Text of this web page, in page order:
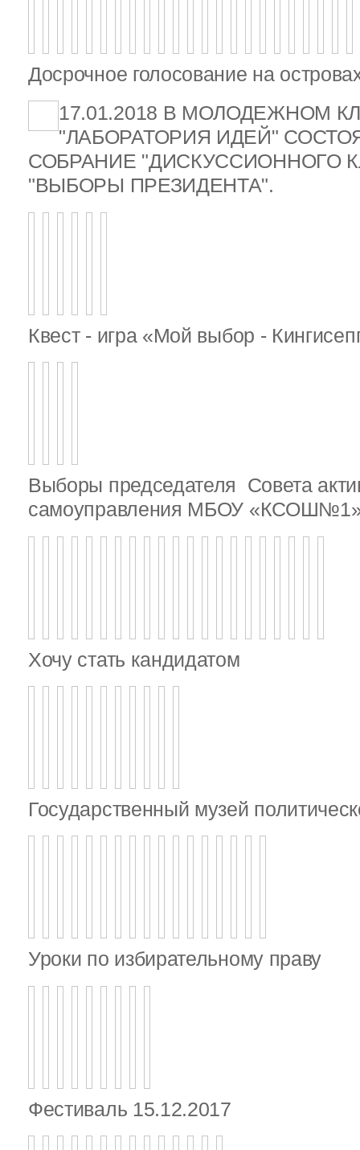
Досрочное голосование на
17.01.2018 В МОЛОДЕЖНОМ
"ЛАБОРАТОРИЯ ИДЕЙ"
СОБРАНИЕ "ДИСКУССИОННОГО
"ВЫБОРЫ ПРЕЗИДЕНТА".
Квест - игра «Мой выбор -
Выборы председателя Совета
самоуправления МБОУ
Хочу стать кандидатом
Государственный музей
Уроки по избирательному праву
Фестиваль 15.12.2017